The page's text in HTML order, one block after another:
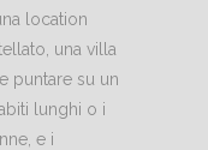
location
una villa
puntare su un
lunghi o i
e i